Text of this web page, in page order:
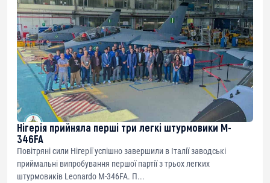
Нігерія прийняла перші три легкі штурмовики M-
346FA
Повітряні сили Нігерії успішно завершили в Італії заводські
приймальні випробування першої партії з трьох легких
штурмовиків Leonardo M-346FA. П...